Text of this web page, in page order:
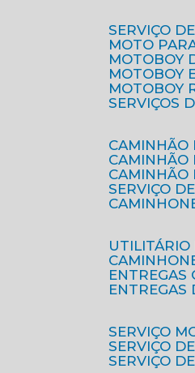
SERVIÇO
MOTO
SERVIÇO
SERVIÇO
SERVIÇO
SERVIÇO